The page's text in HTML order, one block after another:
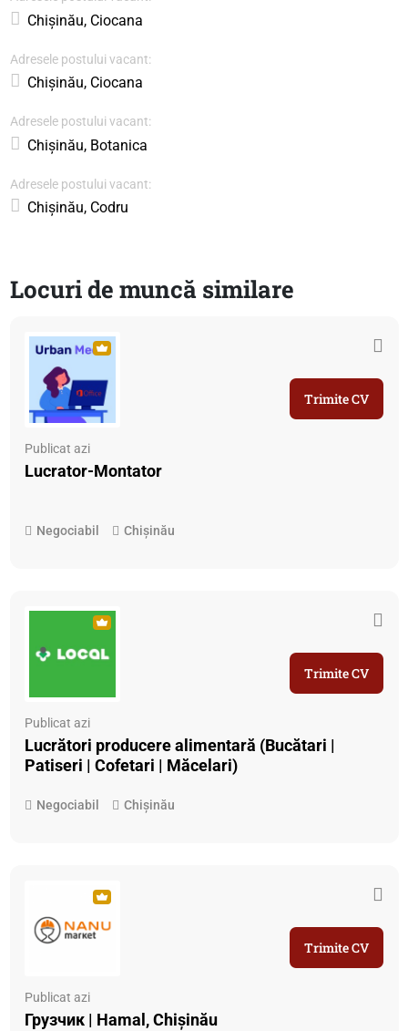
Chișinău, Ciocana
Adresele postului vacant:
Chișinău, Ciocana
Adresele postului vacant:
Chișinău, Botanica
Adresele postului vacant:
Chișinău, Codru
Locuri de muncă similare
Publicat azi
Lucrator-Montator
Negociabil Chișinău
Trimite CV
Publicat azi
Lucrători producere alimentară (Bucătari |
Patiseri | Cofetari | Măcelari)
Negociabil Chișinău
Trimite CV
Publicat azi
Грузчик | Hamal, Chişinău
Trimite CV